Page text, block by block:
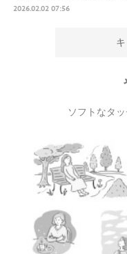
2026.02.02 07:56
ソフトなタ